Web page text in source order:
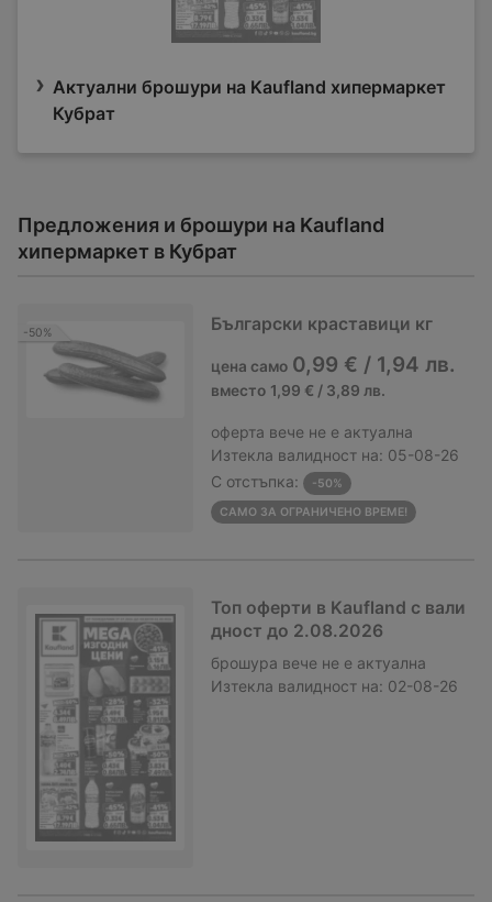
Актуални брошури на Kaufland хипермаркет
Кубрат
Предложения и брошури на Kaufland
хипермаркет в Кубрат
-50% Български краставици кг
цена само 0,99 € / 1,94 лв.
вместо 1,99 € / 3,89 лв.
оферта вече не е актуална
Изтекла валидност на: 05-08-26
С отстъпка:
-50%
САМО ЗА ОГРАНИЧЕНО ВРЕМЕ!
Топ оферти в Kaufland с вали
дност до 2.08.2026
брошура вече не е актуална
Изтекла валидност на: 02-08-26